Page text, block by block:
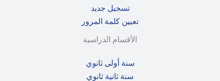
تسجيل جديد
تعيين كلمة المرور
الأقسام الدراسية
سنة أولى ثانوي
سنة ثانية ثانوي